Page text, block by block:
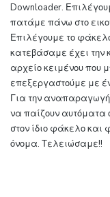
Downloader.
πατάμε πάνω στο
Επιλέγουμε το
κατεβάσαμε έχει την
αρχείο κειμένου που
επεξεργαστούμε με
Για την αναπαραγωγή
να παίζουν αυτόματα
στον ίδιο φάκελο και
όνομα. Τελειώσαμε!!